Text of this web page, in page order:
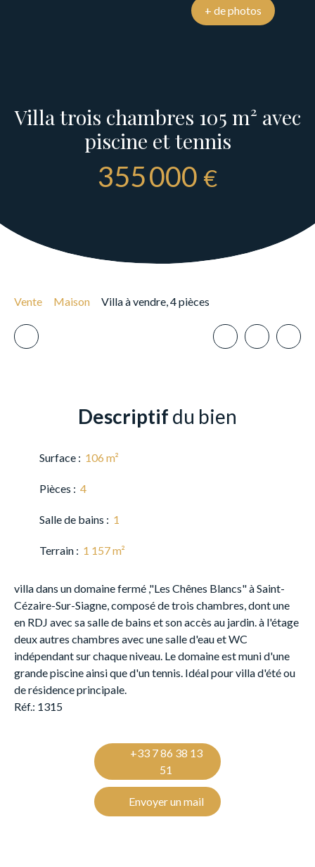
+ de photos
Villa trois chambres 105 m² avec
piscine et tennis
355 000 €
Vente Maison Villa à vendre, 4 pièces
Descriptif du bien
Surface : 106 m²
Pièces : 4
Salle de bains : 1
Terrain : 1 157m²
villa dans un domaine fermé ,"Les Chênes Blancs" à Saint-
Cézaire-Sur-Siagne, composé de trois chambres, dont une
en RDJ avec sa salle de bains et son accès au jardin. à l'étage
deux autres chambres avec une salle d'eau et WC
indépendant sur chaque niveau. Le domaine est muni d'une
grande piscine ainsi que d'un tennis. Idéal pour villa d'été ou
de résidence principale.
Réf.: 1315
+33 7 86 38 13
51
Envoyer un mail